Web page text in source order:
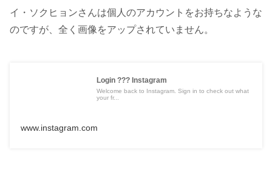
イ・ソクヒョンさんは個人のアカウントをお持ちなような
のですが、全く画像をアップされていません。
Login ??? Instagram
Welcome back to Instagram. Sign in to check out what
your fr...
www.instagram.com